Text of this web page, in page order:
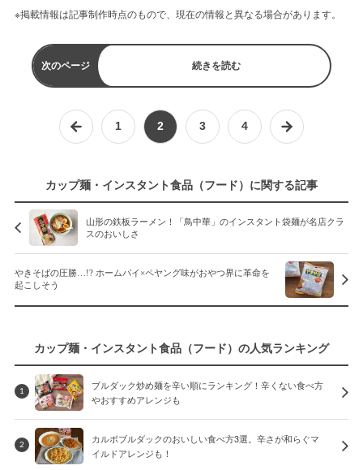
※掲載情報は記事制作時点のもので、現在の情報と異なる場合があります。
次のページ 続きを読む
1 2 3 4
カップ麺・インスタント食品（フード）に関する記事
山形の鉄板ラーメン！「鳥中華」のインスタント袋麺が名店クラ
スのおいしさ
やきそばの圧勝…!? ホームパイ×ペヤング味がおやつ界に革命を
起こしそう
カップ麺・インスタント食品（フード）の人気ランキング
1
ブルダック炒め麺を辛い順にランキング！辛くない食べ方
やおすすめアレンジも
2
カルボブルダックのおいしい食べ方3選。辛さが和らぐマ
イルドアレンジも！